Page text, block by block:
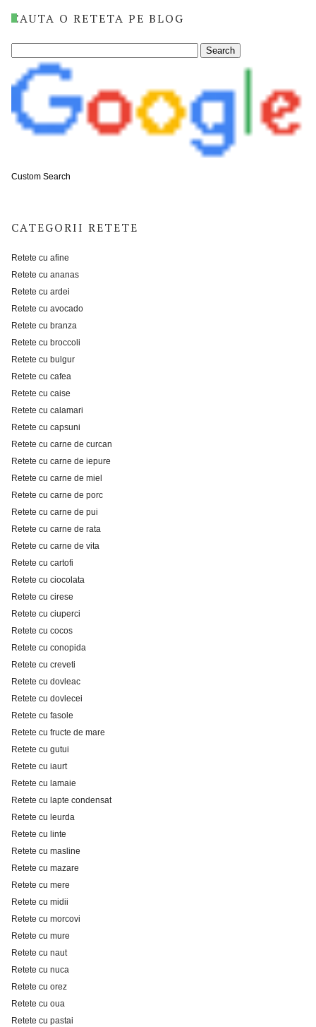
CAUTA O RETETA PE BLOG
Custom Search
CATEGORII RETETE
Retete cu afine
Retete cu ananas
Retete cu ardei
Retete cu avocado
Retete cu branza
Retete cu broccoli
Retete cu bulgur
Retete cu cafea
Retete cu caise
Retete cu calamari
Retete cu capsuni
Retete cu carne de curcan
Retete cu carne de iepure
Retete cu carne de miel
Retete cu carne de porc
Retete cu carne de pui
Retete cu carne de rata
Retete cu carne de vita
Retete cu cartofi
Retete cu ciocolata
Retete cu cirese
Retete cu ciuperci
Retete cu cocos
Retete cu conopida
Retete cu creveti
Retete cu dovleac
Retete cu dovlecei
Retete cu fasole
Retete cu fructe de mare
Retete cu gutui
Retete cu iaurt
Retete cu lamaie
Retete cu lapte condensat
Retete cu leurda
Retete cu linte
Retete cu masline
Retete cu mazare
Retete cu mere
Retete cu midii
Retete cu morcovi
Retete cu mure
Retete cu naut
Retete cu nuca
Retete cu orez
Retete cu oua
Retete cu pastai